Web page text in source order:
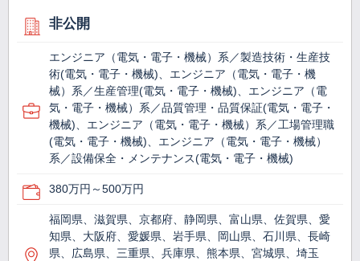
非公開
エンジニア（電気・電子・機械）系／製造技術・生産技
術(電気・電子・機械)、エンジニア（電気・電子・機
械）系／生産管理(電気・電子・機械)、エンジニア（電
気・電子・機械）系／品質管理・品質保証(電気・電子・
機械)、エンジニア（電気・電子・機械）系／工場管理職
(電気・電子・機械)、エンジニア（電気・電子・機械）
系／設備保全・メンテナンス(電気・電子・機械)
380万円～500万円
福岡県、滋賀県、京都府、静岡県、富山県、佐賀県、愛
知県、大阪府、愛媛県、岩手県、岡山県、石川県、長崎
県、広島県、三重県、兵庫県、熊本県、宮城県、埼玉